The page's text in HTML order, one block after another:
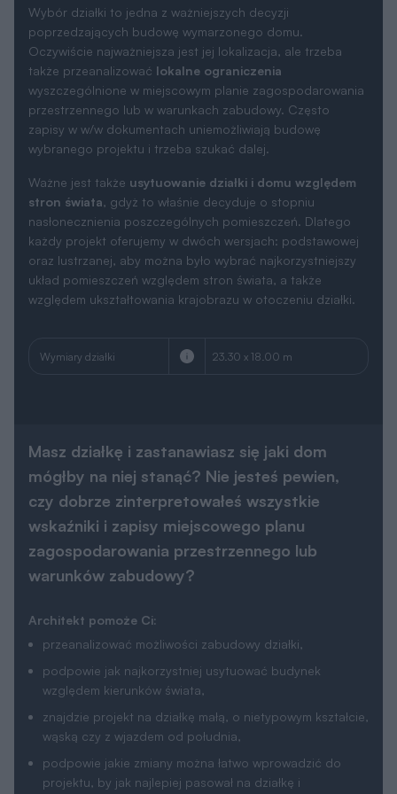
Wybór działki to jedna z ważniejszych decyzji
poprzedzających budowę wymarzonego domu.
Oczywiście najważniejsza jest jej lokalizacja, ale trzeba
także przeanalizować lokalne ograniczenia
wyszczególnione w miejscowym planie zagospodarowania
przestrzennego lub w warunkach zabudowy. Często
zapisy w w/w dokumentach uniemożliwiają budowę
wybranego projektu i trzeba szukać dalej.
Ważne jest także usytuowanie działki i domu względem
stron świata, gdyż to właśnie decyduje o stopniu
nasłonecznienia poszczególnych pomieszczeń. Dlatego
każdy projekt oferujemy w dwóch wersjach: podstawowej
oraz lustrzanej, aby można było wybrać najkorzystniejszy
układ pomieszczeń względem stron świata, a także
względem ukształtowania krajobrazu w otoczeniu działki.
Wymiary działki 23.30 x 18.00 m
Masz działkę i zastanawiasz się jaki dom
mógłby na niej stanąć? Nie jesteś pewien,
czy dobrze zinterpretowałeś wszystkie
wskaźniki i zapisy miejscowego planu
zagospodarowania przestrzennego lub
warunków zabudowy?
Architekt pomoże Ci:
przeanalizować możliwości zabudowy działki,
podpowie jak najkorzystniej usytuować budynek
względem kierunków świata,
znajdzie projekt na działkę małą, o nietypowym kształcie,
wąską czy z wjazdem od południa,
podpowie jakie zmiany można łatwo wprowadzić do
projektu, by jak najlepiej pasował na działkę i